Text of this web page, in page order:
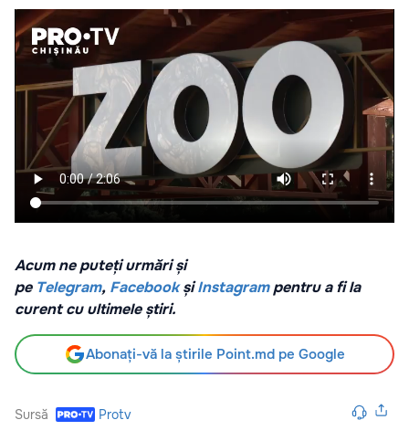
Acum ne puteți urmări și
pe Telegram, Facebook șiInstagrampentru a fi la
curent cu ultimele știri.
Abonați-vă la știrile Point.md pe Google
Sursă Protv